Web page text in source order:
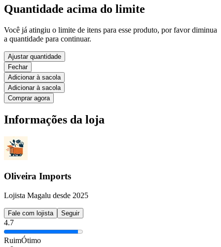
Quantidade acima do limite
Você já atingiu o limite de itens para esse produto, por favor diminua
a quantidade para continuar.
Ajustar quantidade
Fechar
Adicionar à sacola
Adicionar à sacola
Comprar agora
Informações da loja
Oliveira Imports
Lojista Magalu desde 2025
Fale com lojista Seguir
4.7
RuimÓtimo